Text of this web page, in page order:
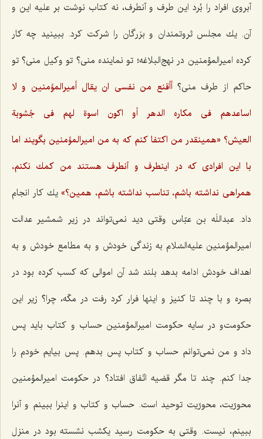
آبروی افراد را بُرد این طرف و آنطرف، نه كتاب نوشت بر علیه این و
آن. یك مجلس ثروتمندان و بزرگان را شركت كرد. ببینید چه كار
كرده امیرالمؤمنین در نهج‌البلاغه؛ تو نماینده منی؟ تو وكیل منی؟ تو
حاكم از طرف منی؟أأقنع من نفسى ان يقال أميرالمؤمنين و لا
اساعدهم فى مكاره الدهر أو اكون اسوة لهم فى جُشوبة
العيش؟ «همینقدر من اكتفا كنم كه به من امیرالمؤمنین بگویند اما
با این افرادی كه در اینطرف و آنطرف هستند من كمك نكنم،
همراهی نداشته باشم، تناسب نداشته باشم، همین؟»یك كار انجام
داد. عبداللَه بن عبّاس وقتی دید نمی‌تواند در زیر شمشیر عدالت
امیرالمؤمنین علیه‌السّلام به زندگی خودش و به مطامع خودش و به
اهداف خودش ادامه بدهد بلند شد آن اموالی كه كسب كرده بود در
بصره و با چند تا كنیز و اینها فرار كرد رفت در مكّه، چرا؟ زیر این
حكومت‌و در سایه حكومت امیرالمؤمنین حساب و كتاب باید پس
داد و من نمی‌توانم حساب و كتاب پس بدهم. پس بیایم خودم را
جدا كنم. چند تا مگر قضیه اتّفاق افتاد؟ در حكومت امیرالمؤمنین
محورّیت، محورّیت توحید است. حساب و كتاب و اینرا ببینم و آنرا
ببینم، نیست. وقتی به حكومت رسید یكشب نشسته بود در منزل